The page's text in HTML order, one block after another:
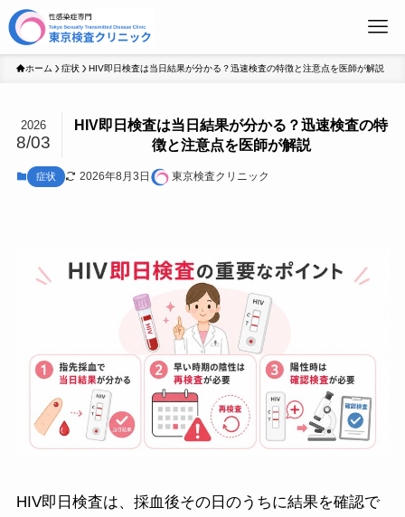
ホーム 症状 HIV即日検査は当日結果が分かる？迅速検査の特徴と注意点を医師が解説
HIV即日検査は当日結果が分かる？迅速検査の特
徴と注意点を医師が解説
2026
8/03
症状 2026年8月3日 東京検査クリニック
HIV即日検査は、採血後その日のうちに結果を確認で